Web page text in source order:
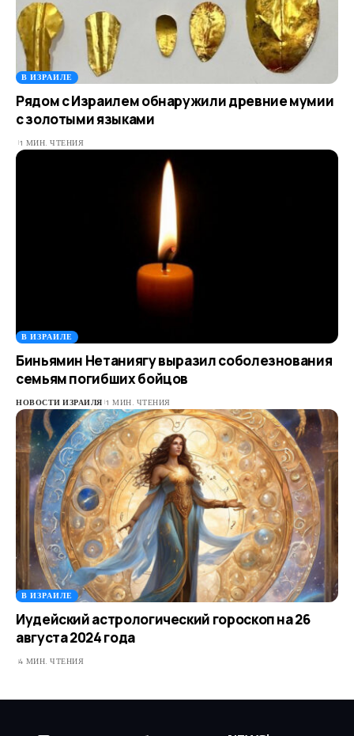
В ИЗРАИЛЕ
Рядом с Израилем обнаружили древние мумии
с золотыми языками
1 МИН. ЧТЕНИЯ
В ИЗРАИЛЕ
Биньямин Нетаниягу выразил соболезнования
семьям погибших бойцов
НОВОСТИ ИЗРАИЛЯ 1 МИН. ЧТЕНИЯ
В ИЗРАИЛЕ
Иудейский астрологический гороскоп на 26
августа 2024 года
4 МИН. ЧТЕНИЯ